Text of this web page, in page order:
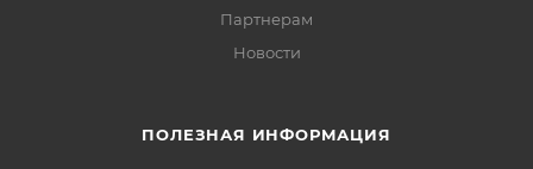
Партнерам
Новости
ПОЛЕЗНАЯ ИНФОРМАЦИЯ